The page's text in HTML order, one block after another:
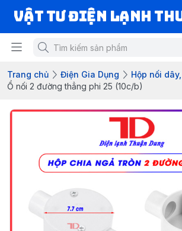
VẬT TƯ ĐIỆN LẠNH
Trang chủ Điện Gia Dụng
Hộp nối
Ổ nối 2 đường thẳng phi 25 (10c/b)